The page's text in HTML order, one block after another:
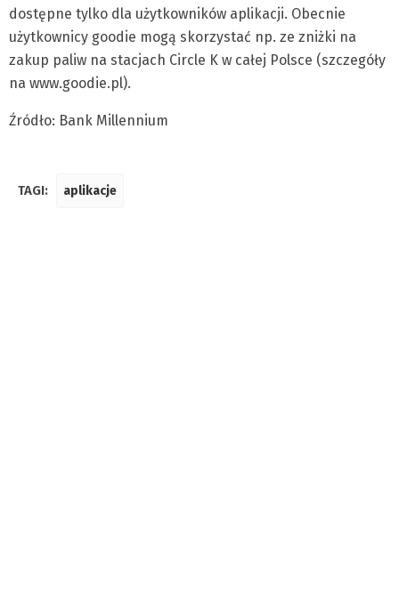
dostępne tylko dla użytkowników aplikacji. Obecnie
użytkownicy goodie mogą skorzystać np. ze zniżki na
zakup paliw na stacjach Circle K w całej Polsce (szczegóły
na www.goodie.pl).
Źródło: Bank Millennium
TAGI: aplikacje